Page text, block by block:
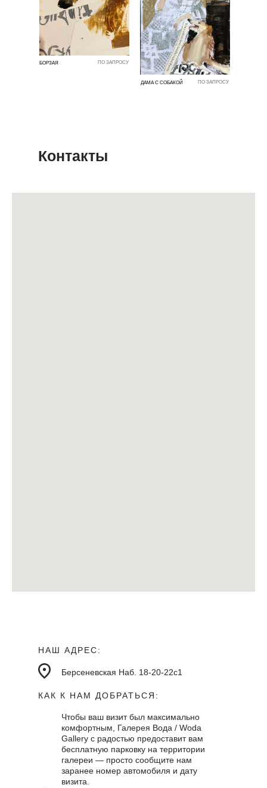
ДАМА С СОБАКОЙ
БОРЗАЯ ПО ЗАПРОСУ
ПО ЗАПРОСУ
Контакты
Берсеневская Наб. 18-20-22с1
НАШ АДРЕС:
КАК К НАМ ДОБРАТЬСЯ:
Чтобы ваш визит был максимально
комфортным, Галерея Вода / Woda
Gallery с радостью предоставит вам
бесплатную парковку на территории
галереи — просто сообщите нам
заранее номер автомобиля и дату
визита.